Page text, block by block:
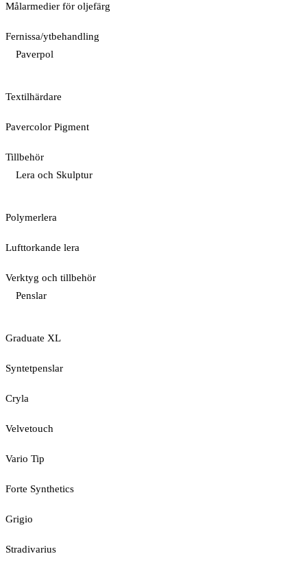
Målarmedier för oljefärg
Fernissa/ytbehandling
Paverpol
Textilhärdare
Pavercolor Pigment
Tillbehör
Lera och Skulptur
Polymerlera
Lufttorkande lera
Verktyg och tillbehör
Penslar
Graduate XL
Syntetpenslar
Cryla
Velvetouch
Vario Tip
Forte Synthetics
Grigio
Stradivarius